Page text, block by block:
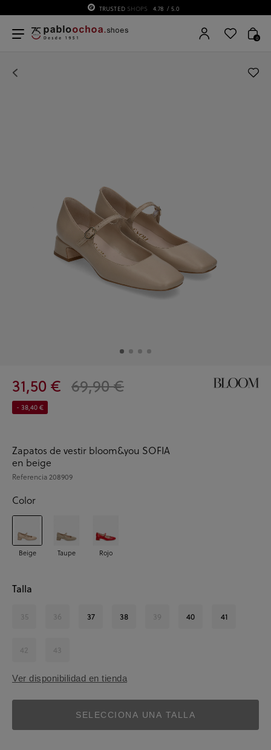
TRUSTEDSHOPS 4.78 / 5.0
0
31,50 € 69,90 €
- 38,40 €
Zapatos de vestir bloom&you SOFIA
en beige
Referencia208909
Color
Beige Taupe Rojo
Talla
35 36 37 38 39 40 41
42 43
Ver disponibilidad en tienda
SELECCIONA UNA TALLA